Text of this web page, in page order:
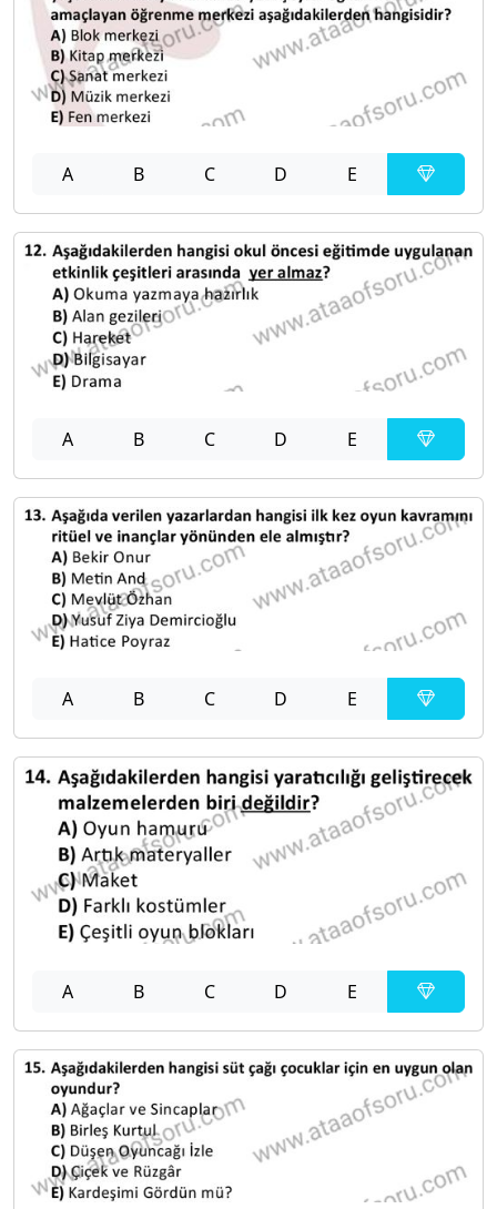
A B C D E
A B C D E
A B C D E
A B C D E